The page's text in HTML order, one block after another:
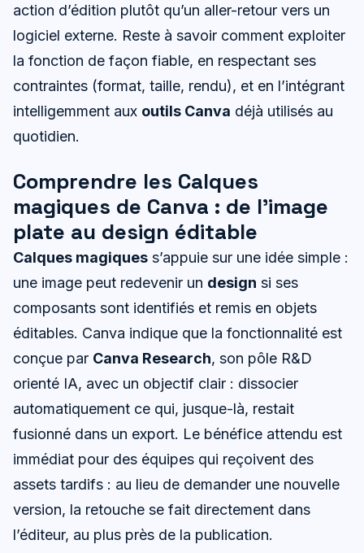
action d’édition plutôt qu’un aller-retour vers un
logiciel externe. Reste à savoir comment exploiter
la fonction de façon fiable, en respectant ses
contraintes (format, taille, rendu), et en l’intégrant
intelligemment aux outils Canva déjà utilisés au
quotidien.
Comprendre les Calques
magiques de Canva : de l’image
plate au design éditable
Calques magiques s’appuie sur une idée simple :
une image peut redevenir un design si ses
composants sont identifiés et remis en objets
éditables. Canva indique que la fonctionnalité est
conçue par Canva Research, son pôle R&D
orienté IA, avec un objectif clair : dissocier
automatiquement ce qui, jusque-là, restait
fusionné dans un export. Le bénéfice attendu est
immédiat pour des équipes qui reçoivent des
assets tardifs : au lieu de demander une nouvelle
version, la retouche se fait directement dans
l’éditeur, au plus près de la publication.